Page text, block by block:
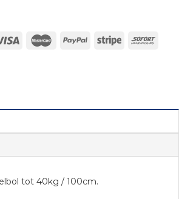
tot 40kg / 100cm.